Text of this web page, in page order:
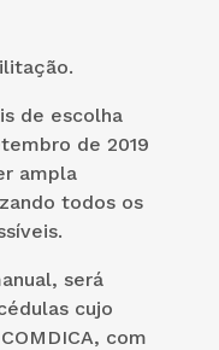
de escolha
de 2019
ampla
todos os
será
cujo
com